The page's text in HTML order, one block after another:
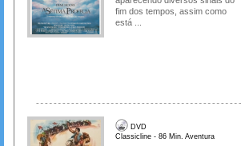
fim dos tempos, assim como
está ...
DVD
Classicline - 86 Min. Aventura